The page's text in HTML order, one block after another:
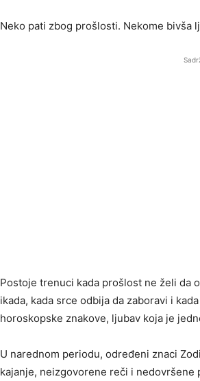
Neko pati zbog prošlosti. Nekome bivša
Postoje trenuci kada prošlost ne želi da
ikada, kada srce odbija da zaboravi i
horoskopske znakove, ljubav koja je
U narednom periodu, određeni znaci
kajanje, neizgovorene reči i nedovršene